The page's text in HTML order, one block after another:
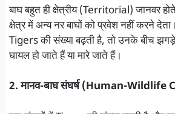
बाघ बहुत ही क्षेत्रीय (Territorial) जानवर
क्षेत्र में अन्य नर बाघों को प्रवेश नहीं करने
Tigers की संख्या बढ़ती है, तो उनके बीच
घायल हो जाते हैं या मारे जाते हैं।
2. मानव-बाघ संघर्ष (Human-Wildlife